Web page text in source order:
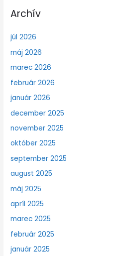
Archív
júl 2026
máj 2026
marec 2026
február 2026
január 2026
december 2025
november 2025
október 2025
september 2025
august 2025
máj 2025
apríl 2025
marec 2025
február 2025
január 2025